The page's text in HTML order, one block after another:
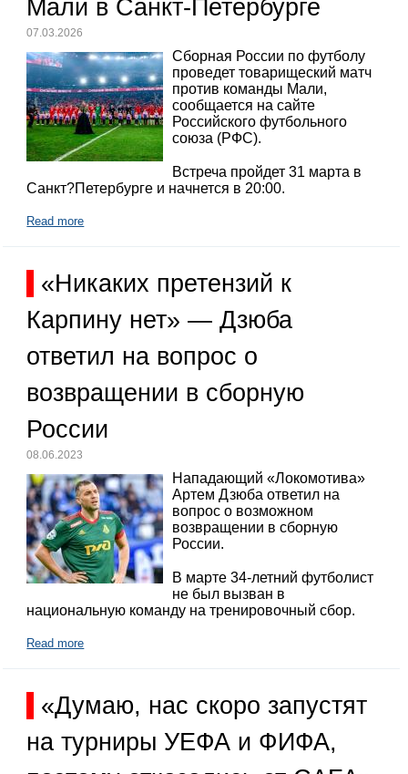
Мали в Санкт-Петербурге
07.03.2026
Сборная России по футболу
проведет товарищеский матч
против команды Мали,
сообщается на сайте
Российского футбольного
союза (РФС).
Встреча пройдет 31 марта в
Санкт?Петербурге и начнется в 20:00.
Read more
«Никаких претензий к
Карпину нет» — Дзюба
ответил на вопрос о
возвращении в сборную
России
08.06.2023
Нападающий «Локомотива»
Артем Дзюба ответил на
вопрос о возможном
возвращении в сборную
России.
В марте 34-летний футболист
не был вызван в
национальную команду на тренировочный сбор.
Read more
«Думаю, нас скоро запустят
на турниры УЕФА и ФИФА,